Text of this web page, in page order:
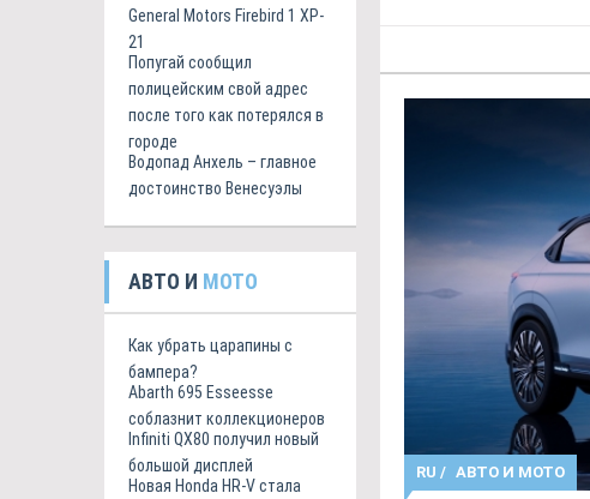
General Motors Firebird 1 XP-
21
Попугай сообщил
полицейским свой адрес
после того как потерялся в
городе
Водопад Анхель – главное
достоинство Венесуэлы
АВТО И МОТО
Как убрать царапины с
бампера?
Abarth 695 Esseesse
соблазнит коллекционеров
Infiniti QX80 получил новый
большой дисплей
Новая Honda HR-V стала
RU / АВТО И МОТО